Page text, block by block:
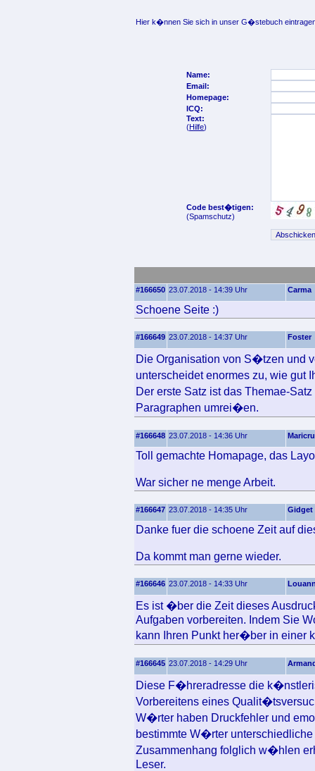
Hier k�nnen Sie sich in unser G�stebuch
Name:
Email:
Homepage:
ICQ:
Text:
(Hilfe)
Code best�tigen:
(Spamschutz)
#166650 23.07.2018 - 14:39 Uhr Carma
Schoene Seite :)
#166649 23.07.2018 - 14:37 Uhr Foster
Die Organisation von S�tzen und
unterscheidet enormes zu, wie
Der erste Satz ist das Themae-
Paragraphen umrei�en.
#166648 23.07.2018 - 14:36 Uhr
Toll gemachte Homapage, das
War sicher ne menge Arbeit.
#166647 23.07.2018 - 14:35 Uhr Gidget
Danke fuer die schoene Zeit auf
Da kommt man gerne wieder.
#166646 23.07.2018 - 14:33 Uhr
Es ist �ber die Zeit dieses
Aufgaben vorbereiten. Indem Sie
kann Ihren Punkt her�ber in einer
#166645 23.07.2018 - 14:29 Uhr
Diese F�hreradresse die
Vorbereitens eines
W�rter haben Druckfehler und
bestimmte W�rter
Zusammenhang folglich w�hlen
Leser.